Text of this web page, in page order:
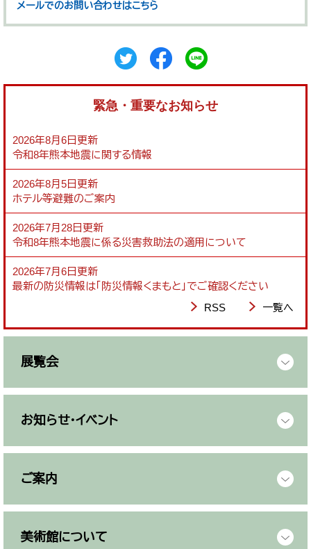
メールでのお問い合わせはこちら
緊急・重要なお知らせ
2026年8月6日更新
令和8年熊本地震に関する情報
2026年8月5日更新
ホテル等避難のご案内
2026年7月28日更新
令和8年熊本地震に係る災害救助法の適用について
2026年7月6日更新
最新の防災情報は「防災情報くまもと」でご確認ください
RSS
一覧へ
展覧会
お知らせ・イベント
ご案内
美術館について